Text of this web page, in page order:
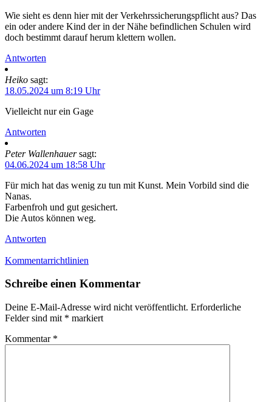
Wie sieht es denn hier mit der Verkehrssicherungspflicht aus? Das
ein oder andere Kind der in der Nähe befindlichen Schulen wird
doch bestimmt darauf herum klettern wollen.
Antworten
Heiko sagt:
18.05.2024 um 8:19 Uhr
Vielleicht nur ein Gage
Antworten
Peter Wallenhauer sagt:
04.06.2024 um 18:58 Uhr
Für mich hat das wenig zu tun mit Kunst. Mein Vorbild sind die
Nanas.
Farbenfroh und gut gesichert.
Die Autos können weg.
Antworten
Kommentarrichtlinien
Schreibe einen Kommentar
Deine E-Mail-Adresse wird nicht veröffentlicht. Erforderliche
Felder sind mit * markiert
Kommentar *